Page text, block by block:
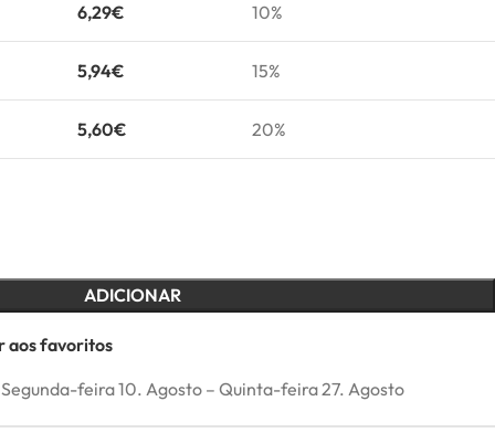
6,29€ 10%
5,94€ 15%
5,60€ 20%
ADICIONAR
aos favoritos
feira 10. Agosto – Quinta-feira 27. Agosto